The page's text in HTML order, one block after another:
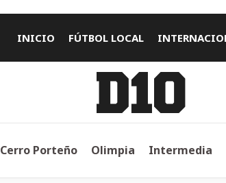
INICIO FÚTBOL LOCAL
Cerro Porteño Olimpia Intermedia